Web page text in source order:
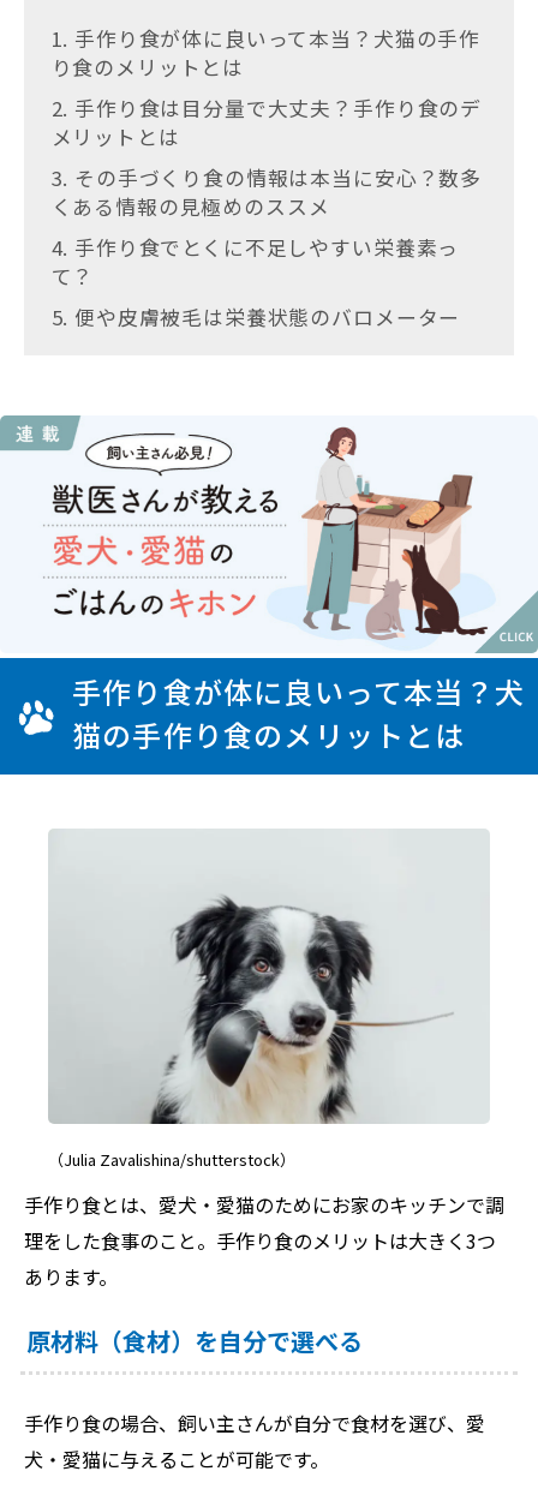
1. 手作り食が体に良いって本当？犬猫の手作
り食のメリットとは
2. 手作り食は目分量で大丈夫？手作り食のデ
メリットとは
3. その手づくり食の情報は本当に安心？数多
くある情報の見極めのススメ
4. 手作り食でとくに不足しやすい栄養素っ
て？
5. 便や皮膚被毛は栄養状態のバロメーター
手作り食が体に良いって本当？犬
猫の手作り食のメリットとは
（Julia Zavalishina/shutterstock）
手作り食とは、愛犬・愛猫のためにお家のキッチンで調
理をした食事のこと。手作り食のメリットは大きく3つ
あります。
原材料（食材）を自分で選べる
手作り食の場合、飼い主さんが自分で食材を選び、愛
犬・愛猫に与えることが可能です。